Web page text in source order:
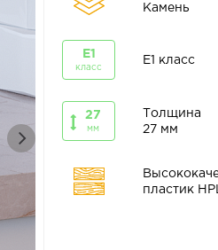
Камень
E1
класс
E1 класс
27
мм
Толщина
27 мм
пластик HPL